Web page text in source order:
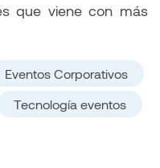
que viene con más
Eventos Corporativos
Tecnología eventos